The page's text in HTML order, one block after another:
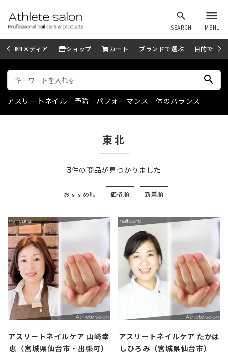
search
SEARCH
menu
MENU
メディア ショップ カート ブランドで選ぶ 目的で選ぶ
search
アスリートネイル 予防 パフォーマンス 体のバランス
東北
3件の商品が見つかりました
おすすめ順 価格順 新着順
アスリートネイルケア 山﨑幸
恵（宮城県仙台市・出張可）
アスリートネイルケア たかは
しひろみ（宮城県仙台市）｜